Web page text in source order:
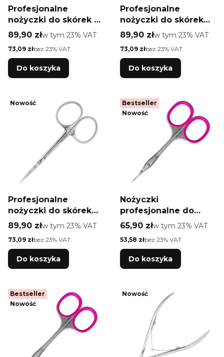
Profesjonalne
nożyczki do skórek z
haczykiem Staleks
Pro Exclusive 21 TYPE
2 magnolia
Cena brutto
89,90 złw tym %s VAT
w tym 23% VAT
Cena netto
73,09 złbez 23% VAT
Do koszyka
Profesjonalne
nożyczki do skórek
Staleks Pro Exclusive
22 TYPE 1 magnolia
Cena brutto
89,90 złw tym %s VAT
w tym 23% VAT
Cena netto
73,09 złbez 23% VAT
Do koszyka
Nowość
Profesjonalne
nożyczki do skórek
Staleks Pro Exclusive
20 TYPE 1 magnolia
Cena brutto
89,90 złw tym %s VAT
w tym 23% VAT
Cena netto
73,09 złbez 23% VAT
Do koszyka
Bestseller
Nowość
Nożyczki
profesjonalne do
skórek Staleks Pro
Smart 50 Type 3
Cena brutto
65,90 złw tym %s VAT
w tym 23% VAT
Cena netto
53,58 złbez 23% VAT
Do koszyka
Bestseller
Nowość
Nowość